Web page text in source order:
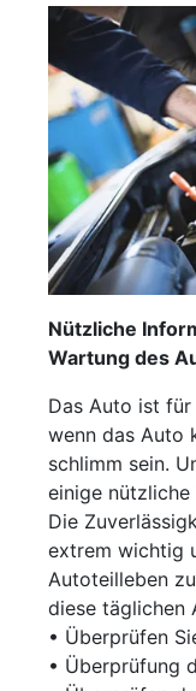
Nützliche
Wartung des
Das Auto ist
wenn das Auto
schlimm sein.
einige
Die
extrem wichtig
Autoteilleben
diese täglichen
• Überprüfen
• Überprüfung